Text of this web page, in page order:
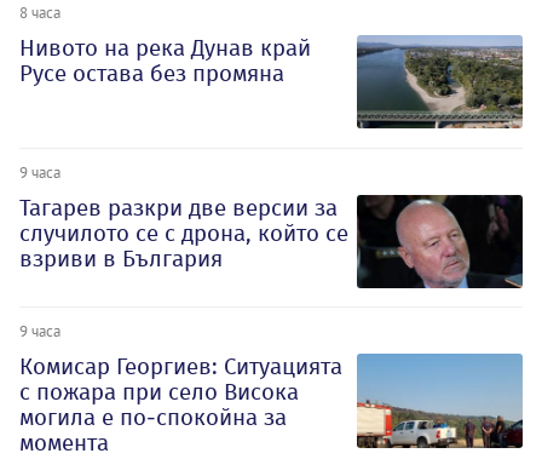
8 часа
Нивото на река Дунав край
Русе остава без промяна
9 часа
Тагарев разкри две версии за
случилото се с дрона, който се
взриви в България
9 часа
Комисар Георгиев: Ситуацията
с пожара при село Висока
могила е по-спокойна за
момента